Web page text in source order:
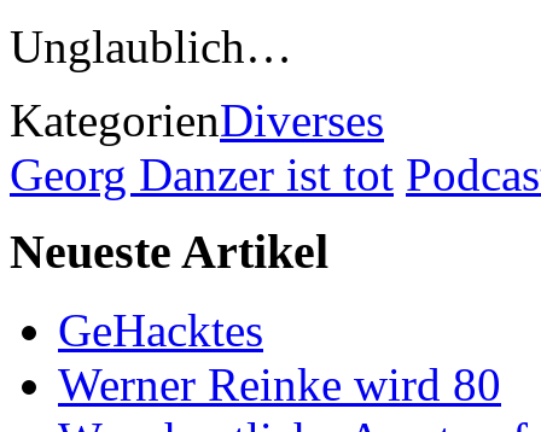
Unglaublich…
KategorienDiverses
Georg Danzer ist tot
Neueste Artikel
GeHacktes
Werner Reinke wird 80